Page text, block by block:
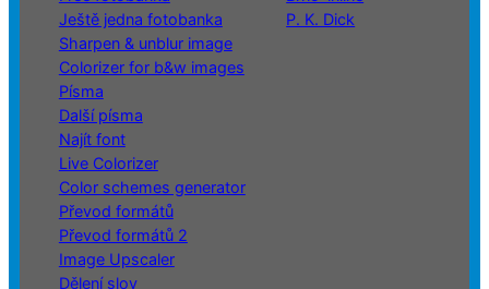
Ještě jedna fotobanka
Sharpen & unblur image
Colorizer for b&w images
Písma
Další písma
Najít font
Live Colorizer
Color schemes generator
Převod formátů
Převod formátů 2
Image Upscaler
Dělení slov
P. K. Dick